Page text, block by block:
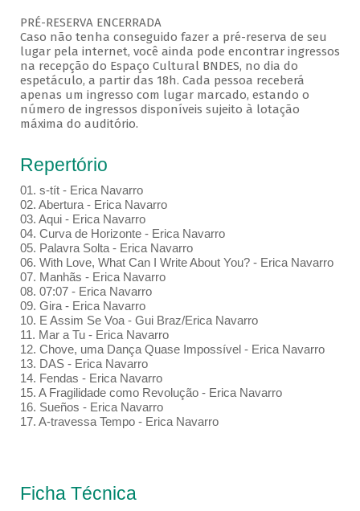
PRÉ-RESERVA ENCERRADA
Caso não tenha conseguido fazer a pré-reserva de seu
lugar pela internet, você ainda pode encontrar ingressos
na recepção do Espaço Cultural BNDES, no dia do
espetáculo, a partir das 18h. Cada pessoa receberá
apenas um ingresso com lugar marcado, estando o
número de ingressos disponíveis sujeito à lotação
máxima do auditório.
Repertório
01. s-tít - Erica Navarro
02. Abertura - Erica Navarro
03. Aqui - Erica Navarro
04. Curva de Horizonte - Erica Navarro
05. Palavra Solta - Erica Navarro
06. With Love, What Can I Write About You? - Erica Navarro
07. Manhãs - Erica Navarro
08. 07:07 - Erica Navarro
09. Gira - Erica Navarro
10. E Assim Se Voa - Gui Braz/Erica Navarro
11. Mar a Tu - Erica Navarro
12. Chove, uma Dança Quase Impossível - Erica Navarro
13. DAS - Erica Navarro
14. Fendas - Erica Navarro
15. A Fragilidade como Revolução - Erica Navarro
16. Sueños - Erica Navarro
17. A-travessa Tempo - Erica Navarro
Ficha Técnica